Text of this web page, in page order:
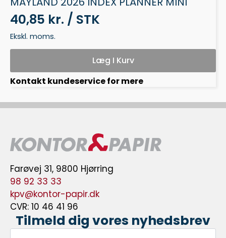
40,85 kr. / STK
Ekskl. moms.
Læg I Kurv
Kontakt kundeservice for mere
Farøvej 31, 9800 Hjørring
98 92 33 33
kpv@kontor-papir.dk
CVR: 10 46 41 96
Tilmeld dig vores nyhedsbrev
Fornavn